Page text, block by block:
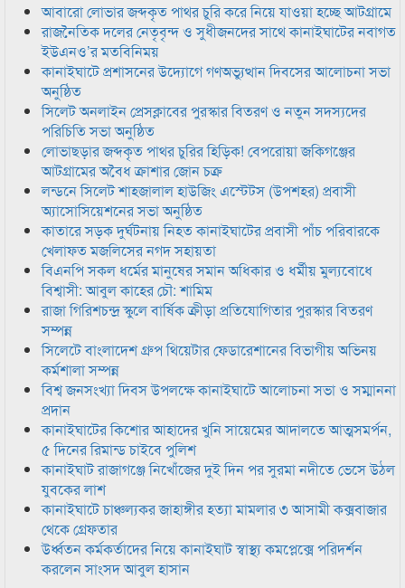
আবারো লোভার জব্দকৃত পাথর চুরি করে নিয়ে যাওয়া হচ্ছে আটগ্রামে
রাজনৈতিক দলের নেতৃবৃন্দ ও সুধীজনদের সাথে কানাইঘাটের নবাগত
ইউএনও’র মতবিনিময়
কানাইঘাটে প্রশাসনের উদ্যোগে গণঅভ্যুত্থান দিবসের আলোচনা সভা
অনুষ্ঠিত
সিলেট অনলাইন প্রেসক্লাবের পুরস্কার বিতরণ ও নতুন সদস্যদের
পরিচিতি সভা অনুষ্ঠিত
লোভাছড়ার জব্দকৃত পাথর চুরির হিড়িক! বেপরোয়া জকিগঞ্জের
আটগ্রামের অবৈধ ক্রাশার জোন চক্র
লন্ডনে সিলেট শাহজালাল হাউজিং এস্টেটস (উপশহর) প্রবাসী
অ্যাসোসিয়েশনের সভা অনুষ্ঠিত
কাতারে সড়ক দুর্ঘটনায় নিহত কানাইঘাটের প্রবাসী পাঁচ পরিবারকে
খেলাফত মজলিসের নগদ সহায়তা
বিএনপি সকল ধর্মের মানুষের সমান অধিকার ও ধর্মীয় মুল্যবোধে
বিশ্বাসী: আবুল কাহের চৌ: শামিম
রাজা গিরিশচন্দ্র স্কুলে বার্ষিক ক্রীড়া প্রতিযোগিতার পুরস্কার বিতরণ
সম্পন্ন
সিলেটে বাংলাদেশ গ্রুপ থিয়েটার ফেডারেশানের বিভাগীয় অভিনয়
কর্মশালা সম্পন্ন
বিশ্ব জনসংখ্যা দিবস উপলক্ষে কানাইঘাটে আলোচনা সভা ও সম্মাননা
প্রদান
কানাইঘাটের কিশোর আহাদের খুনি সায়েমের আদালতে আত্মসমর্পন,
৫ দিনের রিমান্ড চাইবে পুলিশ
কানাইঘাট রাজাগঞ্জে নিখোঁজের দুই দিন পর সুরমা নদীতে ভেসে উঠল
যুবকের লাশ
কানাইঘাটে চাঞ্চল্যকর জাহাঙ্গীর হত্যা মামলার ৩ আসামী কক্সবাজার
থেকে গ্রেফতার
উর্ধ্বতন কর্মকর্তাদের নিয়ে কানাইঘাট স্বাস্থ্য কমপ্লেক্সে পরিদর্শন
করলেন সাংসদ আবুল হাসান